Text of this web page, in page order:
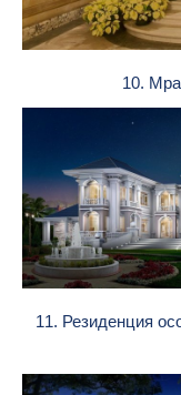
10.
11. Резиденция